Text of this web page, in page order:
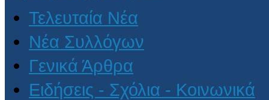
Τελευταία Νέα
Νέα Συλλόγων
Γενικά Άρθρα
Ειδήσεις - Σχόλια - Κοινωνικά